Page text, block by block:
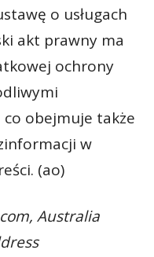
o usługach
akt prawny ma
ochrony
co obejmuje także
w
(ao)
Australia